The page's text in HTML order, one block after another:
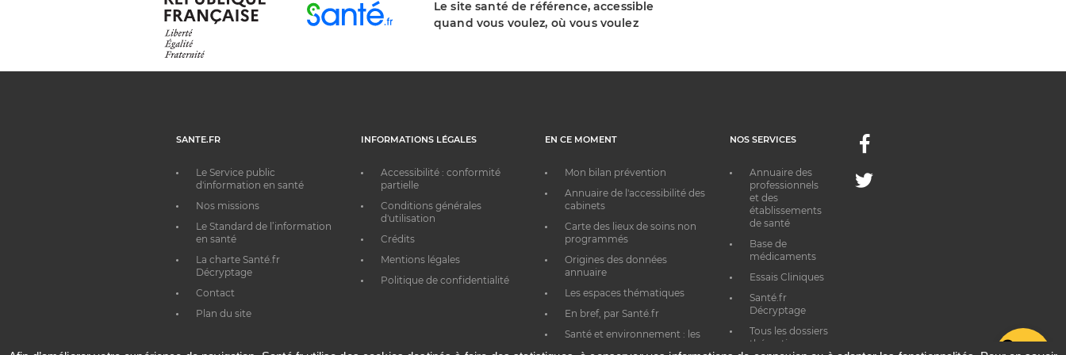
Le site santé de référence, accessible
quand vous voulez, où vous voulez
SANTE.FR
Le Service public
d'information en santé
Nos missions
Le Standard de l’information
en santé
La charte Santé.fr
Décryptage
Contact
Plan du site
INFORMATIONS LÉGALES
Accessibilité : conformité
partielle
Conditions générales
d'utilisation
Crédits
Mentions légales
Politique de confidentialité
EN CE MOMENT
Mon bilan prévention
Annuaire de l'accessibilité des
cabinets
Carte des lieux de soins non
programmés
Origines des données
annuaire
Les espaces thématiques
En bref, par Santé.fr
Santé et environnement : les
NOS SERVICES
Annuaire des
professionnels
et des
établissements
de santé
Base de
médicaments
Essais Cliniques
Santé.fr
Décryptage
Tous les dossiers
thématiques
Facebook
Twitter